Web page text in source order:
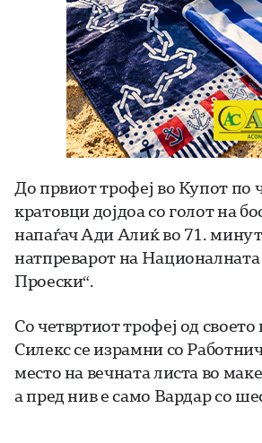
До првиот трофеј во Купот по
кратовци дојдоа со голот на
напаѓач Ади Алиќ во 71.
натпреварот на
Проески“.
Со четвртиот трофеј од
Силекс се израмни со
место на вечната листа во
а пред нив е само Вардар со